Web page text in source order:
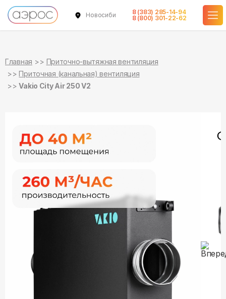
Новосибирск
8 (383) 285-14-94
8 (800) 301-22-62
Главная
Приточно-вытяжная вентиляция
Приточная (канальная) вентиляция
Vakio City Air 250 V2
в наличии